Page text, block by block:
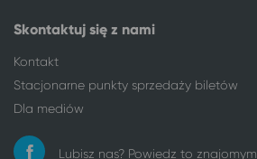
Skontaktuj się z nami
Kontakt
Stacjonarne punkty sprzedaży biletów
Dla mediów
Lubisz nas? Powiedz to znajomym